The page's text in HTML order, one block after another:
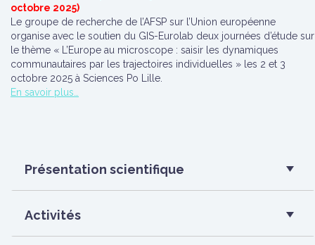
octobre 2025)
Le groupe de recherche de l’AFSP sur l’Union européenne
organise avec le soutien du GIS-Eurolab deux journées d’étude sur
le thème « L’Europe au microscope : saisir les dynamiques
communautaires par les trajectoires individuelles » les 2 et 3
octobre 2025 à Sciences Po Lille.
En savoir plus…
Présentation scientifique
Activités